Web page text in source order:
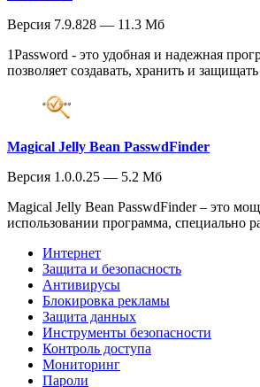
Версия 7.9.828 — 11.3 Мб
1Password - это удобная и надежная
позволяет создавать, хранить и
Magical Jelly Bean PasswdFinder
Версия 1.0.0.25 — 5.2 Мб
Magical Jelly Bean PasswdFinder – это
использовании программа, специально
Интернет
Защита и безопасность
Антивирусы
Блокировка рекламы
Защита данных
Инструменты безопасности
Контроль доступа
Мониторинг
Пароли